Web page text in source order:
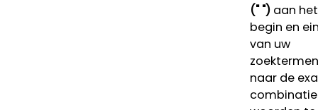
(" ")aan het
begin en
van uw
naar de